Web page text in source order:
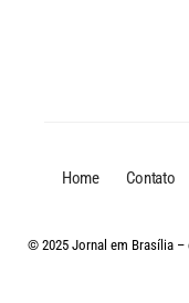
Home Contato
© 2025 Jornal em Brasília –